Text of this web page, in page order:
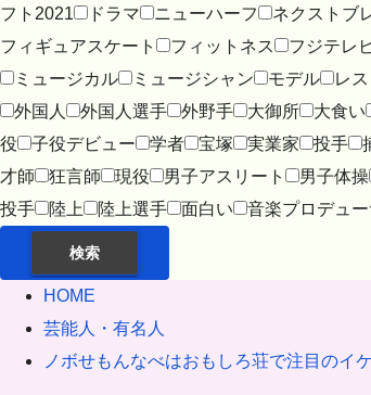
フト2021
ドラマ ニューハーフ ネクストブ
フィギュアスケート
フィットネス フジテレ
ミュージカル
ミュージシャン モデル レ
外国人
外国人選手 外野手 大御所 大食い
役
子役デビュー 学者 宝塚 実業家 投手
才師
狂言師 現役 男子アスリート 男子体操
投手
陸上 陸上選手 面白い 音楽プロデュ
検索
HOME
芸能人・有名人
ノボせもんなべはおもしろ荘で注目のイ